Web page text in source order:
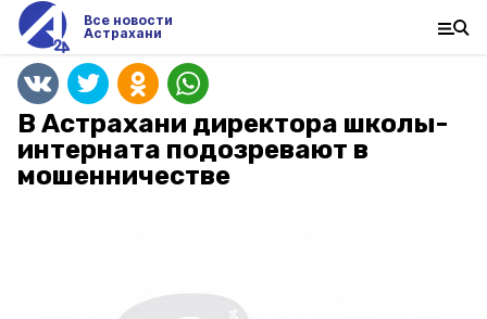
Все новости
Астрахани
В Астрахани директора школы-
интерната подозревают в
мошенничестве